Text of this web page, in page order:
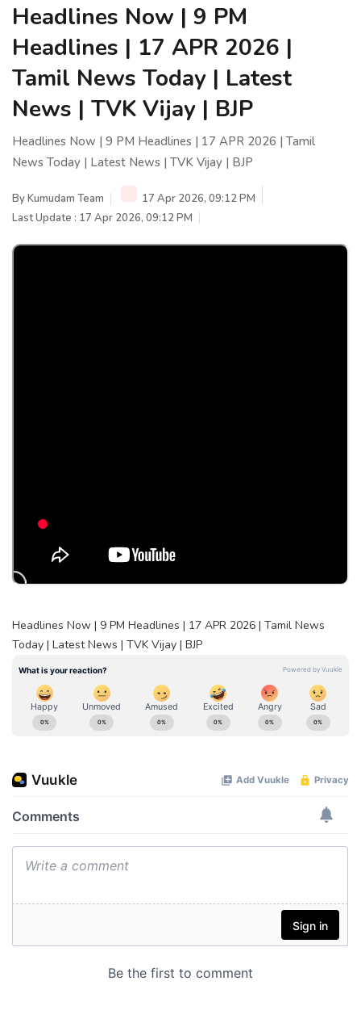
Headlines Now | 9 PM
Headlines | 17 APR 2026 |
Tamil News Today | Latest
News | TVK Vijay | BJP
Headlines Now | 9 PM Headlines | 17 APR 2026 | Tamil
News Today | Latest News | TVK Vijay | BJP
ByKumudam Team
17 Apr 2026, 09:12 PM
Last Update : 17 Apr 2026, 09:12 PM
Headlines Now | 9 PM Headlines | 17 APR 2026 | Tamil News
Today | Latest News | TVK Vijay | BJP